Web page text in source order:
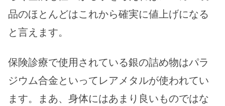
品のほとんどはこれから確実に値上げになる
と言えます。
保険診療で使用されている銀の詰め物はパラ
ジウム合金といってレアメタルが使われてい
ます。まあ、身体にはあまり良いものではな